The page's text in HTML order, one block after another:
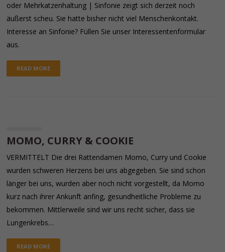
oder Mehrkatzenhaltung | Sinfonie zeigt sich derzeit noch
äußerst scheu. Sie hatte bisher nicht viel Menschenkontakt.
Interesse an Sinfonie? Füllen Sie unser Interessentenformular
aus.
READ MORE
MOMO, CURRY & COOKIE
VERMITTELT Die drei Rattendamen Momo, Curry und Cookie
wurden schweren Herzens bei uns abgegeben. Sie sind schon
länger bei uns, wurden aber noch nicht vorgestellt, da Momo
kurz nach ihrer Ankunft anfing, gesundheitliche Probleme zu
bekommen. Mittlerweile sind wir uns recht sicher, dass sie
Lungenkrebs…
READ MORE